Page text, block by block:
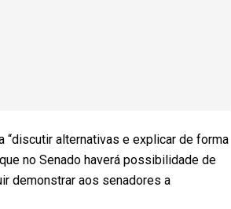
“discutir alternativas e explicar de forma
no Senado haverá possibilidade de
demonstrar aos senadores a